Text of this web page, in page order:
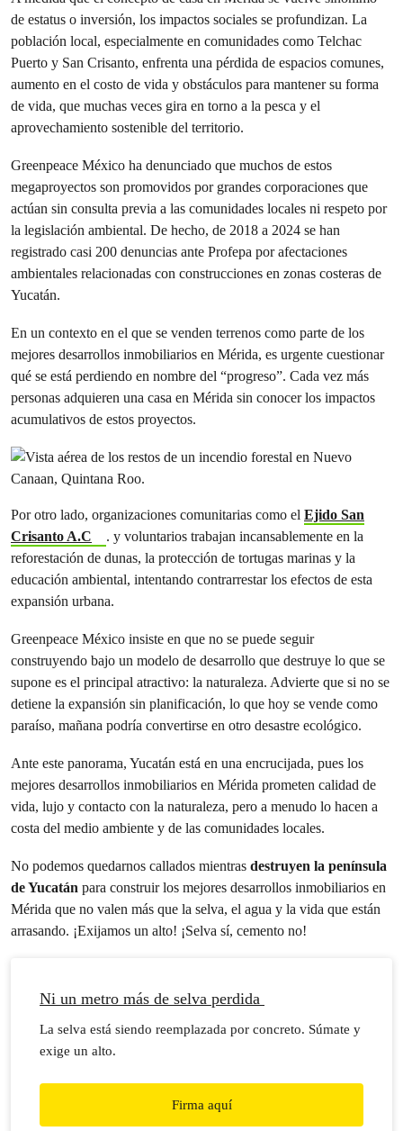
de estatus o inversión, los impactos sociales se profundizan. La
población local, especialmente en comunidades como Telchac
Puerto y San Crisanto, enfrenta una pérdida de espacios comunes,
aumento en el costo de vida y obstáculos para mantener su forma
de vida, que muchas veces gira en torno a la pesca y el
aprovechamiento sostenible del territorio.
Greenpeace México ha denunciado que muchos de estos
megaproyectos son promovidos por grandes corporaciones que
actúan sin consulta previa a las comunidades locales ni respeto por
la legislación ambiental. De hecho, de 2018 a 2024 se han
registrado casi 200 denuncias ante Profepa por afectaciones
ambientales relacionadas con construcciones en zonas costeras de
Yucatán.
En un contexto en el que se venden terrenos como parte de los
mejores desarrollos inmobiliarios en Mérida, es urgente cuestionar
qué se está perdiendo en nombre del “progreso”. Cada vez más
personas adquieren una casa en Mérida sin conocer los impactos
acumulativos de estos proyectos.
Por otro lado, organizaciones comunitarias como el Ejido San
Crisanto A.C
. y voluntarios trabajan incansablemente en la
reforestación de dunas, la protección de tortugas marinas y la
educación ambiental, intentando contrarrestar los efectos de esta
expansión urbana.
Greenpeace México insiste en que no se puede seguir
construyendo bajo un modelo de desarrollo que destruye lo que se
supone es el principal atractivo: la naturaleza. Advierte que si no se
detiene la expansión sin planificación, lo que hoy se vende como
paraíso, mañana podría convertirse en otro desastre ecológico.
Ante este panorama, Yucatán está en una encrucijada, pues los
mejores desarrollos inmobiliarios en Mérida prometen calidad de
vida, lujo y contacto con la naturaleza, pero a menudo lo hacen a
costa del medio ambiente y de las comunidades locales.
No podemos quedarnos callados mientras destruyen la península
de Yucatán para construir los mejores desarrollos inmobiliarios en
Mérida que no valen más que la selva, el agua y la vida que están
arrasando. ¡Exijamos un alto! ¡Selva sí, cemento no!
Ni un metro más de selva perdida
La selva está siendo reemplazada por concreto. Súmate y
exige un alto.
Firma aquí